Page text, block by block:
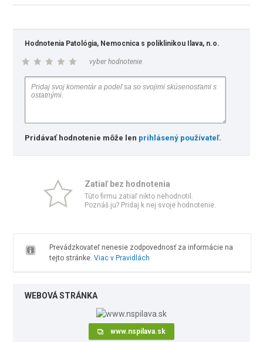
Hodnotenia Patológia, Nemocnica s poliklinikou Ilava, n.o.
vyber hodnotenie
Pridávať hodnotenie môže len prihlásený používateľ.
Zatiaľ bez hodnotenia
Túto firmu zatiaľ nikto nehodnotil.
Poznáš ju? Pridaj k nej svoje hodnotenie.
Prevádzkovateľ nenesie zodpovednosť za informácie na
tejto stránke. Viac v Pravidlách
WEBOVÁ STRÁNKA
www.nspilava.sk